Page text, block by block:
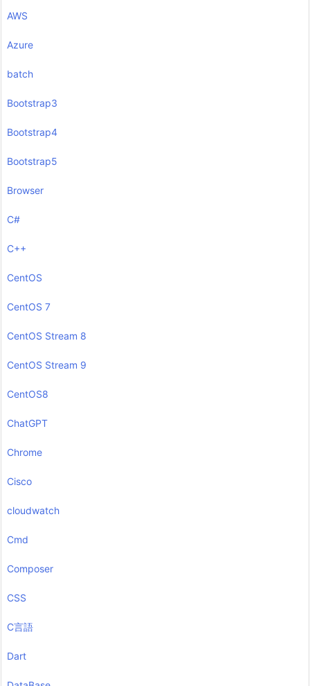
AWS
Azure
batch
Bootstrap3
Bootstrap4
Bootstrap5
Browser
C#
C++
CentOS
CentOS 7
CentOS Stream 8
CentOS Stream 9
CentOS8
ChatGPT
Chrome
Cisco
cloudwatch
Cmd
Composer
CSS
C言語
Dart